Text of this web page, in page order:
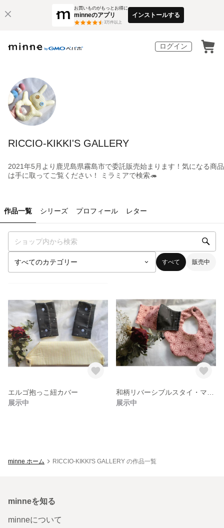
お買いものがもっとお得に
minneのアプリ
3万件以上
インストールする
ログイン
RICCIO-KIKKI'S GALLERY
2021年5月より鹿児島県霧島市で委託販売始まります！気になる商品
は手に取ってご覧ください！ ミラミアで検索🦔
作品一覧 シリーズ プロフィール レター
すべて 販売中
エルゴ抱っこ紐カバー
展示中
展示中
minne ホーム RICCIO-KIKKI'S GALLERY の作品一覧
minneを知る
minneについて